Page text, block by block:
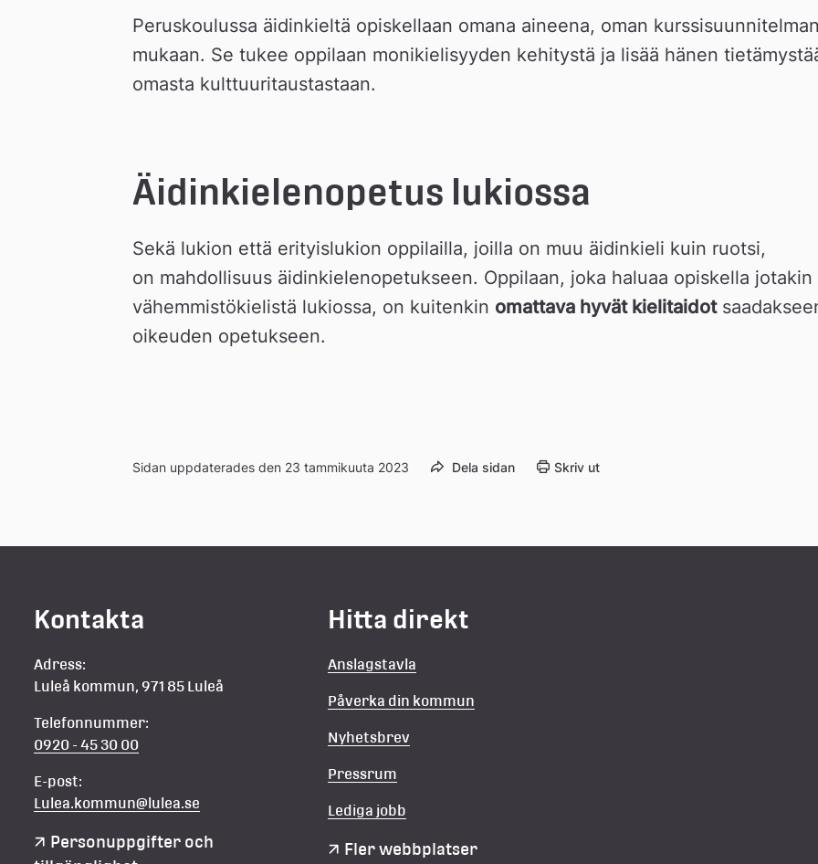
Peruskoulussa äidinkieltä opiskellaan omana aineena, oman
mukaan. Se tukee oppilaan monikielisyyden kehitystä ja lisää hänen
omasta kulttuuritaustastaan.
Äidinkielenopetus lukiossa
Sekä lukion että erityislukion oppilailla, joilla on muu äidinkieli kuin ruotsi,
on mahdollisuus äidinkielenopetukseen. Oppilaan, joka haluaa opiskella jotakin
vähemmistökielistä lukiossa, on kuitenkin omattava hyvät kielitaidot
oikeuden opetukseen.
Sidan uppdaterades den 23 tammikuuta 2023 Dela sidan Skriv ut
Kontakta
Adress:
Luleå kommun, 971 85 Luleå
Telefonnummer:
0920 - 45 30 00
E-post:
Lulea.kommun@lulea.se
Personuppgifter och
Hitta direkt
Anslagstavla
Påverka din kommun
Nyhetsbrev
Pressrum
Lediga jobb
Fler webbplatser